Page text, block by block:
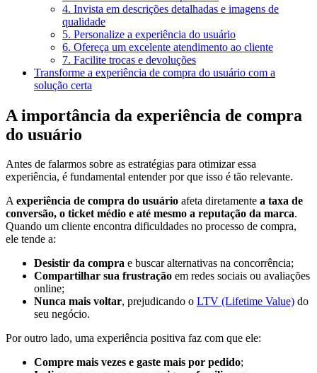
4. Invista em descrições detalhadas e imagens de
qualidade
5. Personalize a experiência do usuário
6. Ofereça um excelente atendimento ao cliente
7. Facilite trocas e devoluções
Transforme a experiência de compra do usuário com a
solução certa
A importância da experiência de compra
do usuário
Antes de falarmos sobre as estratégias para otimizar essa
experiência, é fundamental entender por que isso é tão relevante.
Aexperiência de compra do usuário afeta diretamente a taxa de
conversão, o ticket médio e até mesmo a reputação da marca.
Quando um cliente encontra dificuldades no processo de compra,
ele tende a:
Desistir da compra e buscar alternativas na concorrência;
Compartilhar sua frustração em redes sociais ou avaliações
online;
Nunca mais voltar, prejudicando o LTV (Lifetime Value) do
seu negócio.
Por outro lado, uma experiência positiva faz com que ele:
Compre mais vezes e gaste mais por pedido;